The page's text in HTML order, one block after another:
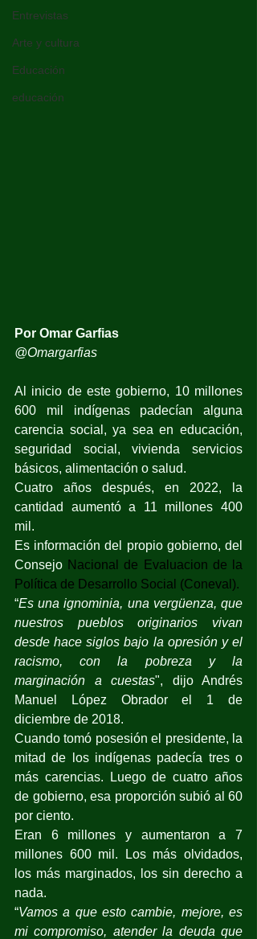
Entrevistas
Arte y cultura
Educación
educación
Por Omar Garfias
@Omargarfias
Al inicio de este gobierno, 10 millones
600 mil indígenas padecían alguna
carencia social, ya sea en educación,
seguridad social, vivienda servicios
básicos, alimentación o salud.
Cuatro años después, en 2022, la
cantidad aumentó a 11 millones 400
mil.
Es información del propio gobierno, del
Consejo Nacional de Evaluacion de la
Política de Desarrollo Social (Coneval).
“Es una ignominia, una vergüenza, que
nuestros pueblos originarios vivan
desde hace siglos bajo la opresión y el
racismo, con la pobreza y la
marginación a cuestas", dijo Andrés
Manuel López Obrador el 1 de
diciembre de 2018.
Cuando tomó posesión el presidente, la
mitad de los indígenas padecía tres o
más carencias. Luego de cuatro años
de gobierno, esa proporción subió al 60
por ciento.
Eran 6 millones y aumentaron a 7
millones 600 mil. Los más olvidados,
los más marginados, los sin derecho a
nada.
“Vamos a que esto cambie, mejore, es
mi compromiso, atender la deuda que